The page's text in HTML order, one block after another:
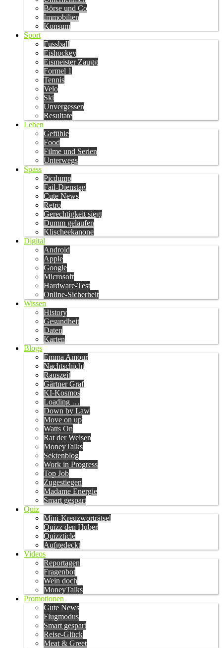
Börse und Co
Immobilien
Konsum
Sport
Fussball
Eishockey
Eismeister Zaugg
Formel 1
Tennis
Velo
Ski
Unvergessen
Resultate
Leben
Gefühle
Food
Filme und Serien
Unterwegs
Spass
Picdump
Fail-Dienstag
Cute News
Retro
Gerechtigkeit siegt
Dumm gelaufen
Klischeekanone
Digital
Android
Apple
Google
Microsoft
Hardware-Test
Online-Sicherheit
Wissen
History
Gesundheit
Daten
Karten
Blogs
Emma Amour
Nachtschicht
Rauszeit
Gärtner Graf
KI-Kosmos
Loading …
Down by Law
Move on up
Watts On
Rat der Weisen
MoneyTalks
Sektenblog
Work in Progress
Top Job
Zugestiegen
Madame Energie
Smart gespart
Quiz
Mini-Kreuzworträtsel
Quizz den Huber
Quizzticle
Aufgedeckt
Videos
Reportagen
Fragenbot
Wein doch
MoneyTalks
Promotionen
Gute News
Flugmodus
Smart gespart
Reise-Glück
Meat & Greet